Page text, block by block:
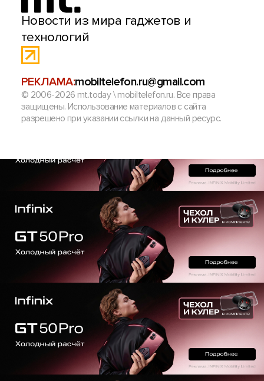
Новости из мира гаджетов и
технологий
РЕКЛАМА:mobiltelefon.ru@gmail.com
© 2006-2026 mt.today \ mobiltelefon.ru. Все права
защищены. Использование материалов с сайта
разрешено при указании ссылки на данный ресурс.